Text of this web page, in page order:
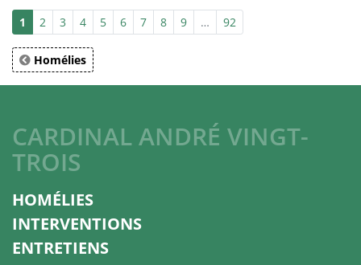
1 2 3 4 5 6 7 8 9 … 92
Homélies
CARDINAL ANDRÉ VINGT-
TROIS
HOMÉLIES
INTERVENTIONS
ENTRETIENS